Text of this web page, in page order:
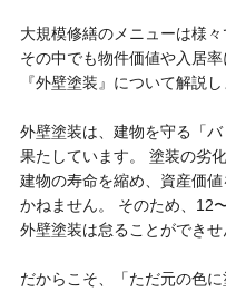
大規模修繕のメニューは様
その中でも物件価値や入居
『外壁塗装』について解説し
外壁塗装は、建物を守る「
果たしています。 塗装の劣
建物の寿命を縮め、資産価
かねません。 そのため、12
外壁塗装は怠ることができせ
だからこそ、「ただ元の色